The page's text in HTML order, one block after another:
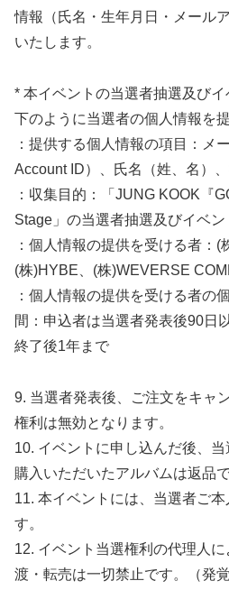
情報（氏名・生年月日・メール
いたします。
* 本イベントの当選者抽選及び
下のように当選者の個人情報を
：提供する個人情報の項目：メ
Account ID）、氏名（姓、名）
：収集目的：「JUNG KOOK『
Stage」の当選者抽選及びイベン
：個人情報の提供を受ける者：(
(株)HYBE、(株)WEVERSE
：個人情報の提供を受ける者の
間：申込者は当選者発表後90日
終了後1年まで
9. 当選者発表後、ご注文をキャ
権利は無効となります。
10. イベントに申し込んだ後、
購入いただいたアルバムは返品
11. 本イベントには、当選者ご
す。
12. イベント当選権利の代理人
渡・転売は一切禁止です。（発